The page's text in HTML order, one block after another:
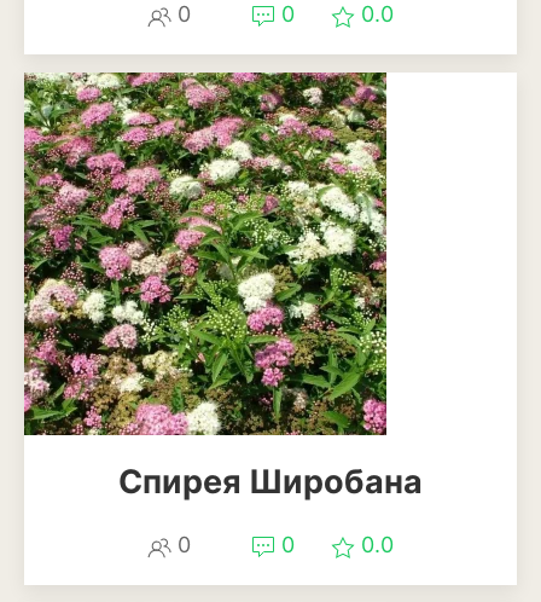
Пихта
Пузыреплодник
Сирень
Сосна
Спирея
Туя
Тысячелистник
Чубушник (жасмин)
0 0 0.0
Спирея Широбана
0 0 0.0